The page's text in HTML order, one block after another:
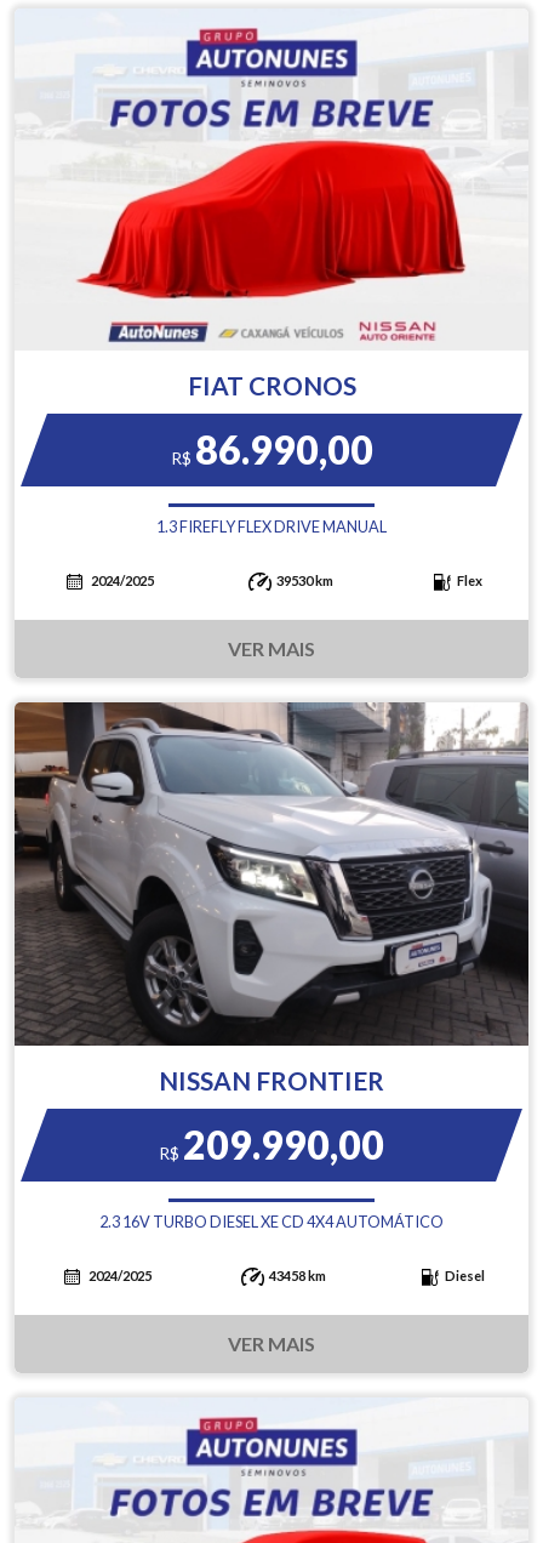
FIAT CRONOS
R$ 86.990,00
1.3 FIREFLY FLEX DRIVE MANUAL
2024/2025 39530 km Flex
VER MAIS
NISSAN FRONTIER
R$ 209.990,00
2.3 16V TURBO DIESEL XE CD 4X4 AUTOMÁTICO
2024/2025 43458 km Diesel
VER MAIS